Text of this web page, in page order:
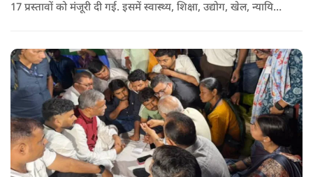
17 प्रस्तावों को मंजूरी दी गई. इसमें स्वास्थ्य, शिक्षा, उद्योग, खेल, न्यायिक